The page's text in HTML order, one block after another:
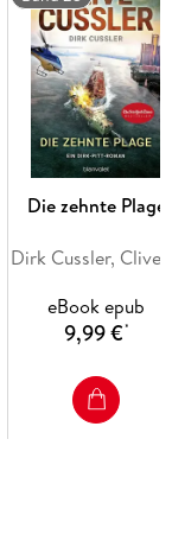
Die zehnte Plage
eBook epub
9,99 €*